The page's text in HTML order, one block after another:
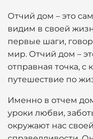
Отчий дом – это
видим в своей
первые шаги,
мир. Отчий дом –
отправная точка, с
путешествие по
Именно в отчем
уроки любви,
окружают нас